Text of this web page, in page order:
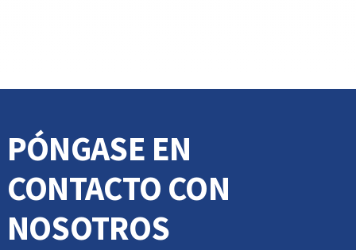
PÓNGASE EN
CONTACTO CON
NOSOTROS